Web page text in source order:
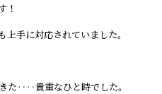
！
手に対応されていました。
た‥‥貴重なひと時でした。